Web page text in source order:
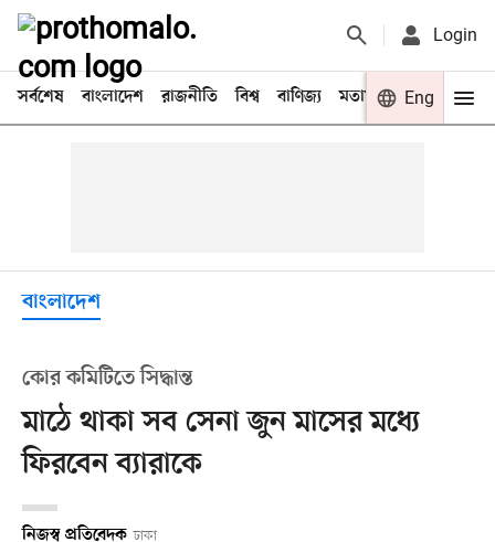
Login
সর্বশেষ বাংলাদেশ রাজনীতি বিশ্ব বাণিজ্য মতামত খেলা
Eng
বাংলাদেশ
কোর কমিটিতে সিদ্ধান্ত
মাঠে থাকা সব সেনা জুন মাসের মধ্যে
ফিরবেন ব্যারাকে
নিজস্ব প্রতিবেদক ঢাকা